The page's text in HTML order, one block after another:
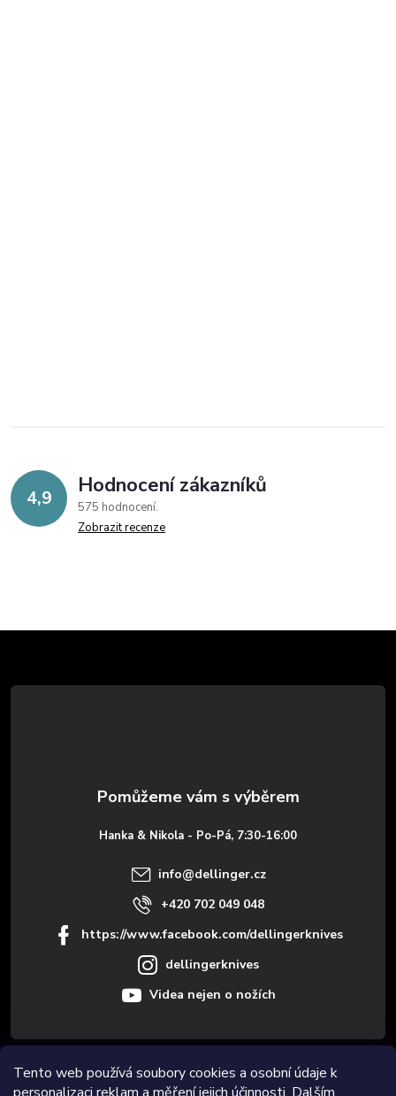
Tento web používá soubory cookies a osobní údaje k
4,9 Hodnocení zákazníků
575 hodnocení
Zobrazit recenze
á
Informace pro vás
Hanka & Nikola - Po-Pá, 7:30-16:00
info@dellinger.cz
+420 702 049 048
https://www.facebook.com/dellingerknives
dellingerknives
Videa nejen o nožích